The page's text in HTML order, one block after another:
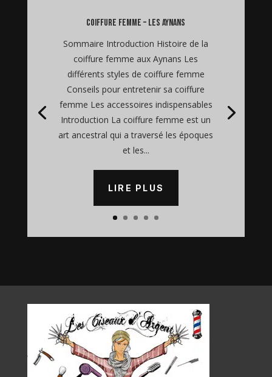
coiffure femme – Les Aynans
Sommaire Introduction Histoire de la
coiffure femme aux Aynans Les
différents styles de coiffure femme
Conseils pour entretenir sa coiffure
femme Les accessoires indispensables
Introduction La coiffure femme est un
art ancestral qui a traversé les époques
et les...
LIRE PLUS